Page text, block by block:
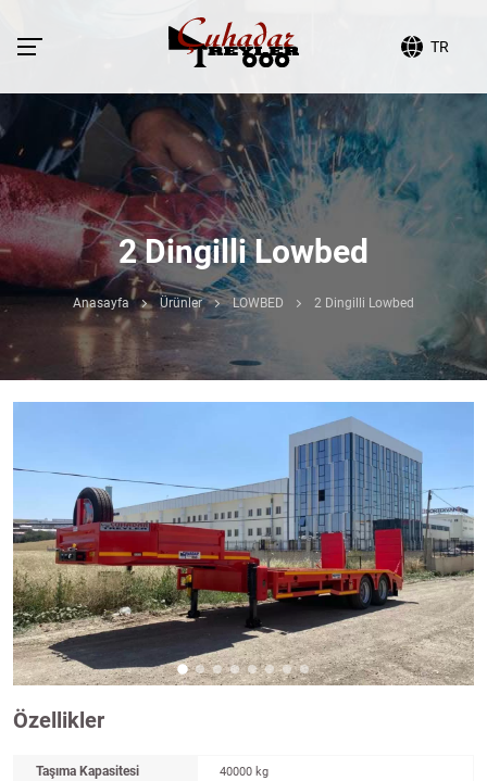
TR
2 Dingilli Lowbed
Anasayfa Ürünler LOWBED 2 Dingilli Lowbed
Özellikler
Taşıma Kapasitesi 40000 kg